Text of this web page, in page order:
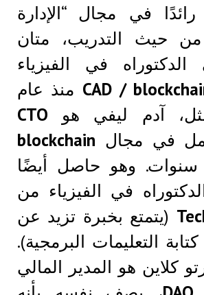
رائدًا في مجال “الإدارة
حيث التدريب، متان
في الفيزياء
منذ عام
CTO
في مجال blockchain
لأكثر من 5 سنوات. وهو حاصل أيضًا
في الفيزياء من
(يتمتع بخبرة تزيد عن
كتابة التعليمات البرمجية).
كلاين هو المدير المالي